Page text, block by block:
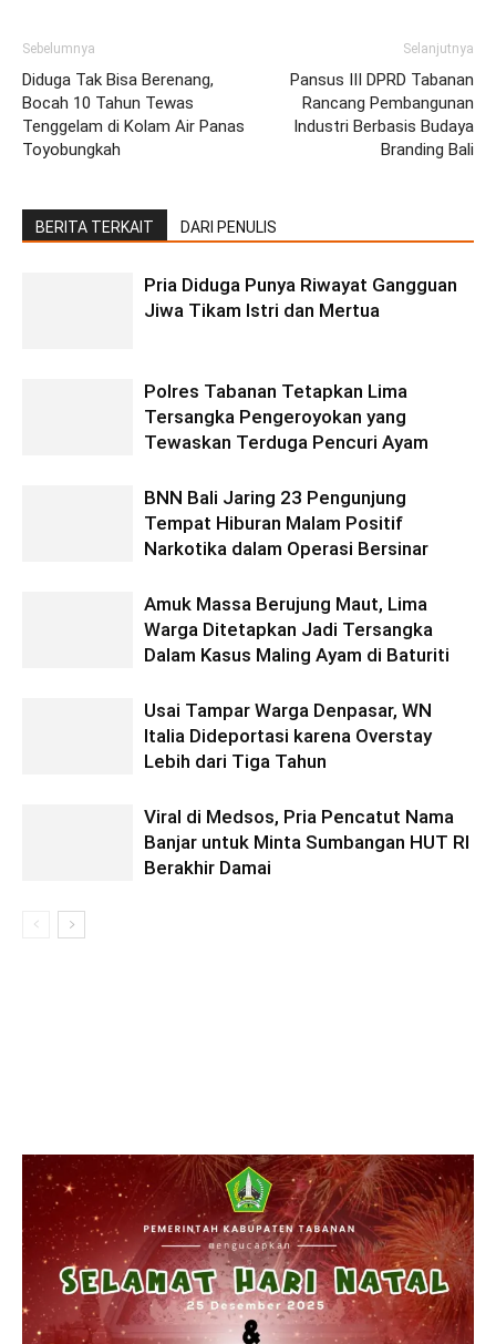
Sebelumnya
Diduga Tak Bisa Berenang,
Bocah 10 Tahun Tewas
Tenggelam di Kolam Air Panas
Toyobungkah
Selanjutnya
Pansus III DPRD Tabanan
Rancang Pembangunan
Industri Berbasis Budaya
Branding Bali
BERITA TERKAIT DARI PENULIS
Pria Diduga Punya Riwayat Gangguan
Jiwa Tikam Istri dan Mertua
Polres Tabanan Tetapkan Lima
Tersangka Pengeroyokan yang
Tewaskan Terduga Pencuri Ayam
BNN Bali Jaring 23 Pengunjung
Tempat Hiburan Malam Positif
Narkotika dalam Operasi Bersinar
Amuk Massa Berujung Maut, Lima
Warga Ditetapkan Jadi Tersangka
Dalam Kasus Maling Ayam di Baturiti
Usai Tampar Warga Denpasar, WN
Italia Dideportasi karena Overstay
Lebih dari Tiga Tahun
Viral di Medsos, Pria Pencatut Nama
Banjar untuk Minta Sumbangan HUT RI
Berakhir Damai